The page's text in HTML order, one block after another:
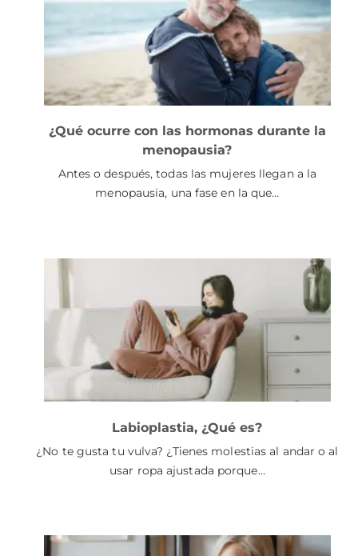
¿Qué ocurre con las hormonas durante la
menopausia?
Antes o después, todas las mujeres llegan a la
menopausia, una fase en la que…
Labioplastia, ¿Qué es?
¿No te gusta tu vulva? ¿Tienes molestias al andar o al
usar ropa ajustada porque…